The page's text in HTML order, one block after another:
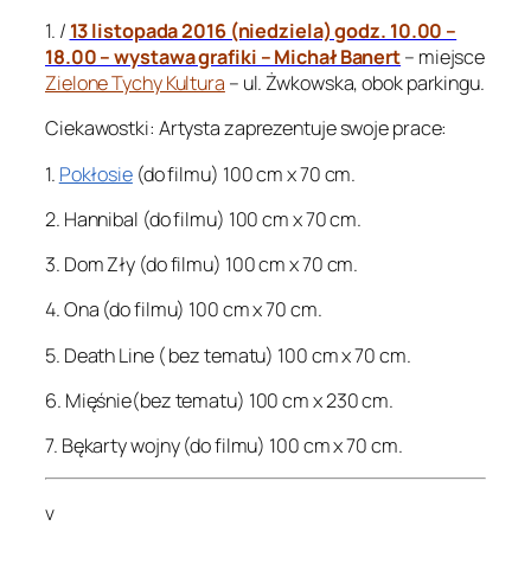
1. / 13 listopada 2016 (niedziela) godz. 10.00 –
18.00 – wystawa grafiki – Michał Banert– miejsce
Zielone Tychy Kultura – ul. Żwkowska, obok parkingu.
Ciekawostki: Artysta zaprezentuje swoje prace:
1. Pokłosie(do filmu) 100 cm x 70 cm.
2. Hannibal (do filmu) 100 cm x 70 cm.
3. Dom Zły (do filmu) 100 cm x 70 cm.
4. Ona (do filmu) 100 cm x 70 cm.
5. Death Line ( bez tematu) 100 cm x 70 cm.
6. Mięśnie(bez tematu) 100 cm x 230 cm.
7. Bękarty wojny (do filmu) 100 cm x 70 cm.
v